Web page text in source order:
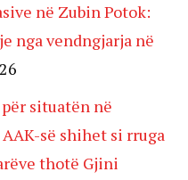
në Zubin Potok:
nga vendngjarja në
situatën në
së shihet si rruga
thotë Gjini